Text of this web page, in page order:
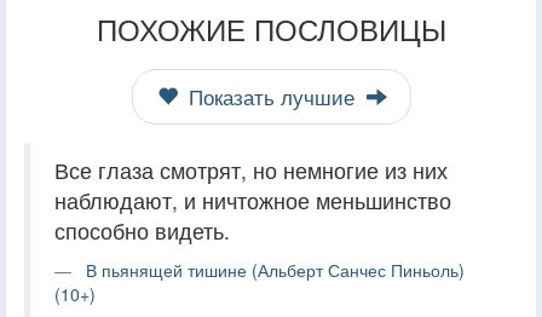
ПОХОЖИЕ ПОСЛОВИЦЫ
Показать лучшие
Все глаза смотрят, но немногие из них
наблюдают, и ничтожное меньшинство
способно видеть.
В пьянящей тишине (Альберт Санчес Пиньоль)
(10+)